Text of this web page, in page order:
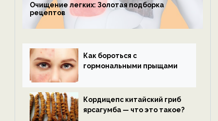
Очищение легких: Золотая подборка
рецептов
Как бороться с
гормональными прыщами
Кордицепс китайский гриб
ярсагумба — что это такое?